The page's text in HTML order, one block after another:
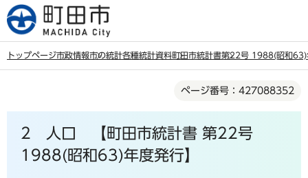
こ
の
トップページ市政情報市の統計各種統計資料町田市統計書第22号 1988(昭和63)
ページ番号：427088352
2 人口 【町田市統計書 第22号
1988(昭和63)年度発行】